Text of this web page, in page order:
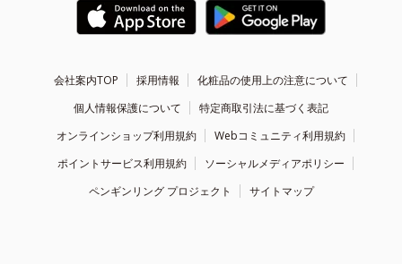
会社案内TOP 採用情報
化粧品の使用上の注意について
個人情報保護について
特定商取引法に基づく表記
オンラインショップ利用規約
Webコミュニティ利用規約
ポイントサービス利用規約
ソーシャルメディアポリシー
ペンギンリング プロジェクト
サイトマップ